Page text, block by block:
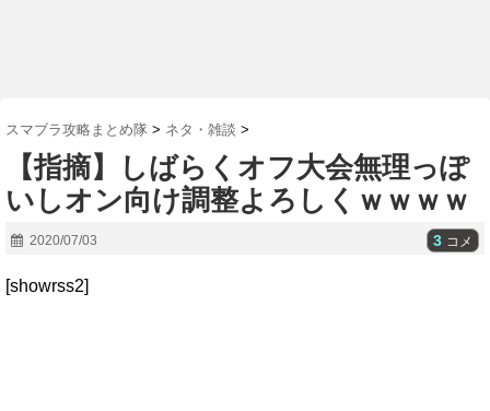
スマブラ攻略まとめ隊 > ネタ・雑談 >
【指摘】しばらくオフ大会無理っぽ
いしオン向け調整よろしくｗｗｗｗ
2020/07/03 3 コメ
[showrss2]